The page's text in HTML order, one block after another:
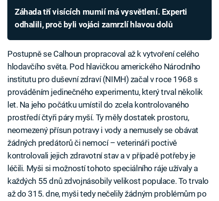
Záhada tří visících mumií má vysvětlení. Experti
odhalili, proč byli vojáci zamrzlí hlavou dolů
Postupně se Calhoun propracoval až k vytvoření celého
hlodavčího světa. Pod hlavičkou amerického Národního
institutu pro duševní zdraví (NIMH) začal v roce 1968 s
prováděním jedinečného experimentu, který trval několik
let. Na jeho počátku umístil do zcela kontrolovaného
prostředí čtyři páry myší. Ty měly dostatek prostoru,
neomezený přísun potravy i vody a nemusely se obávat
žádných predátorů či nemocí – veterináři poctivě
kontrolovali jejich zdravotní stav a v případě potřeby je
léčili. Myši si možností tohoto speciálního ráje užívaly a
každých 55 dnů zdvojnásobily velikost populace. To trvalo
až do 315. dne, myši tedy nečelily žádným problémům po